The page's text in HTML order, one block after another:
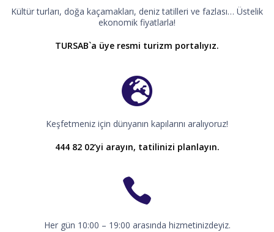
Kültür turları, doğa kaçamakları, deniz tatilleri ve fazlası… Üstelik
ekonomik fiyatlarla!
TURSAB`a üye resmi turizm portalıyız.
Keşfetmeniz için dünyanın kapılarını aralıyoruz!
444 82 02’yi arayın, tatilinizi planlayın.
Her gün 10:00 – 19:00 arasında hizmetinizdeyiz.